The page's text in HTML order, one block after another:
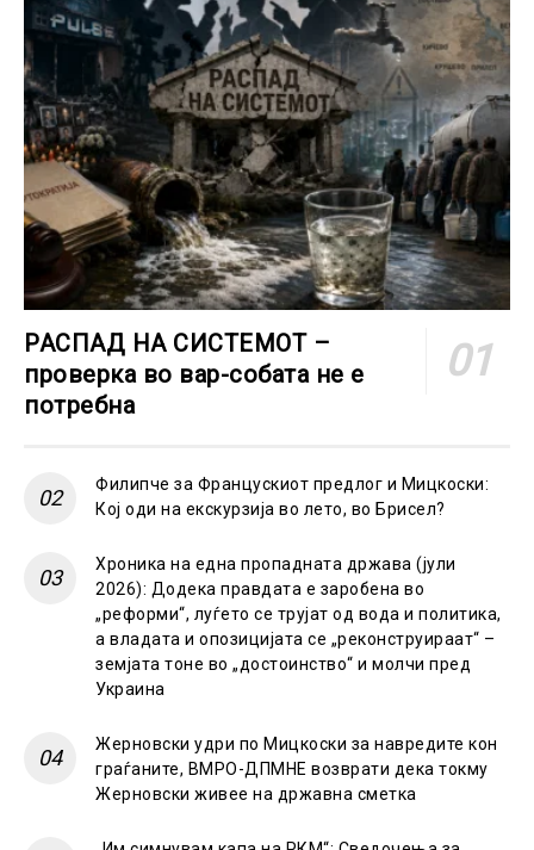
РАСПАД НА СИСТЕМОТ –
проверка во вар-собата не е
потребна
Филипче за Францускиот предлог и Мицкоски:
Кој оди на екскурзија во лето, во Брисел?
Хроника на една пропадната држава (јули
2026): Додека правдата е заробена во
„реформи“, луѓето се трујат од вода и политика,
а владата и опозицијата се „реконструираат“ –
земјата тоне во „достоинство“ и молчи пред
Украина
Жерновски удри по Мицкоски за навредите кон
граѓаните, ВМРО-ДПМНЕ возврати дека токму
Жерновски живее на државна сметка